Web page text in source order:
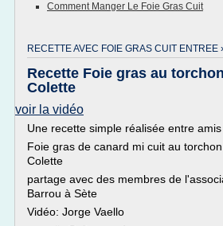
Comment Manger Le Foie Gras Cuit
RECETTE AVEC FOIE GRAS CUIT ENTREE
Recette Foie gras au
Colette
voir la vidéo
Une recette simple réalisée entre amis
Foie gras de canard mi cuit au
Colette
partage avec des membres de
Barrou à Sète
Vidéo: Jorge Vaello